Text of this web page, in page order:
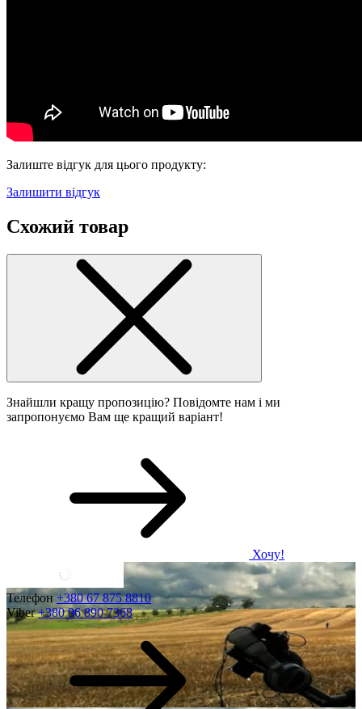
Залиште відгук для цього продукту:
Залишити відгук
Схожий товар
Знайшли кращу пропозицію? Повідомте нам і ми
запропонуємо Вам ще кращий варіант!
Хочу!
Телефон+380 67 875 8810
Viber+380 96 890 7368